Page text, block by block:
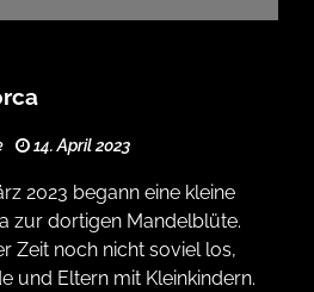
14. April 2023
2023 begann eine kleine
zur dortigen Mandelblüte.
Zeit noch nicht soviel los,
und Eltern mit Kleinkindern.